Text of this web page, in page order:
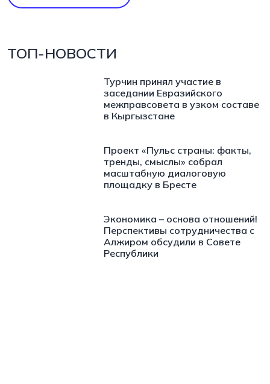
ТОП-НОВОСТИ
Турчин принял участие в
заседании Евразийского
межправсовета в узком составе
в Кыргызстане
Проект «Пульс страны: факты,
тренды, смыслы» собрал
масштабную диалоговую
площадку в Бресте
Экономика – основа отношений!
Перспективы сотрудничества с
Алжиром обсудили в Совете
Республики